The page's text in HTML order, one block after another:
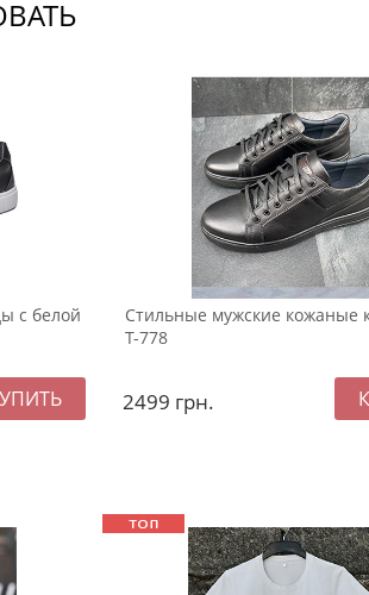
с белой
Стильные мужские кожаные
Т-778
2499 грн.